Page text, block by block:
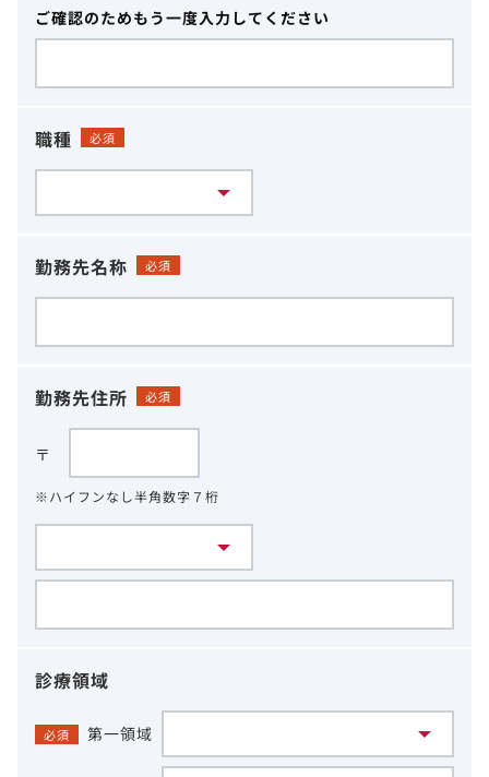
ご確認のためもう一度入力してください
職種 必須
勤務先名称 必須
勤務先住所 必須
〒
※ハイフンなし半角数字７桁
診療領域
必須 第一領域